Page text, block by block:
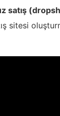
satış
sitesi